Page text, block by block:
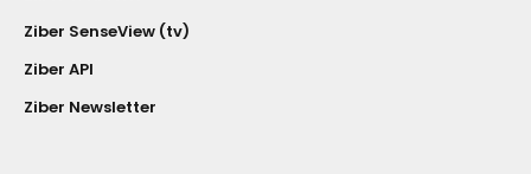
Ziber SenseView (tv)
Ziber API
Ziber Newsletter